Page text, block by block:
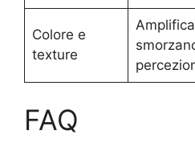
Colore e
texture
FAQ